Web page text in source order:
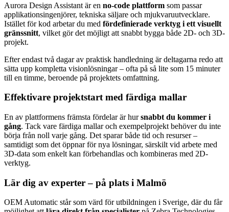
Aurora Design Assistant är en no-code plattform som passar
applikationsingenjörer, tekniska säljare och mjukvaruutvecklare.
Istället för kod arbetar du med fördefinierade verktyg i ett visuellt
gränssnitt, vilket gör det möjligt att snabbt bygga både 2D- och 3D-
projekt.
Efter endast två dagar av praktisk handledning är deltagarna redo att
sätta upp kompletta visionlösningar – ofta på så lite som 15 minuter
till en timme, beroende på projektets omfattning.
Effektivare projektstart med färdiga mallar
En av plattformens främsta fördelar är hursnabbt du kommer i
gång. Tack vare färdiga mallar och exempelprojekt behöver du inte
börja från noll varje gång. Det sparar både tid och resurser –
samtidigt som det öppnar för nya lösningar, särskilt vid arbete med
3D-data som enkelt kan förbehandlas och kombineras med 2D-
verktyg.
Lär dig av experter – på plats i Malmö
OEM Automatic står som värd för utbildningen i Sverige, där du får